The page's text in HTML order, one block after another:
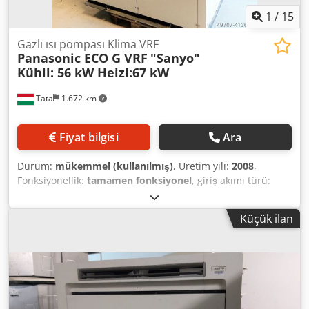
1 / 15
Tata 1.672 km
Gazlı ısı pompası Klima VRF
Panasonic ECO G VRF "Sanyo"
Kühll: 56 kW Heizl:67 kW
Fiyat bilgisi Ara
Durum: mükemmel (kullanılmış), Üretim yılı: 2008,
Fonksiyonellik: tamamen fonksiyonel, giriş akımı türü:
56 kW (76,14 bg)
su, giriş frekansı:50 Hz, ısıtma kapasitesi:67 kW (91,09
, "SANYO" PANASONIC ECO G gazlı ısı
Güç kaynağı: 230 V AC, 1 faz, 50 Hz Maksimum elektrik
gücü: 1,16 kW, 5,4 A (sürekli çalışma) Codpfx Aod Tiu
Eeqqerf Cihaz koruması: IP24 Soğutma kapasitesi: 56 kW
Isıtma kapasitesi: 67 kW Isı girişi (HS) (soğutma): 43,5 kW Isı
Küçük ilan